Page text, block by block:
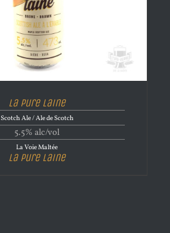
La Pure Laine
Scotch Ale / Ale de Scotch
5.5% alc/vol
La Voie Maltée
La Pure Laine